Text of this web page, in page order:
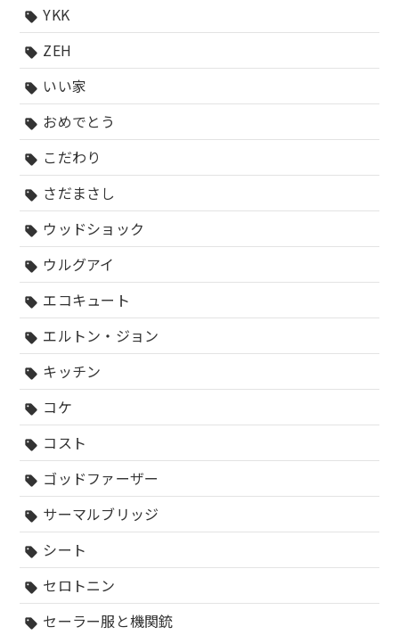
sell YKK
sell ZEH
sell いい家
sell おめでとう
sell こだわり
sell さだまさし
sell ウッドショック
sell ウルグアイ
sell エコキュート
sell エルトン・ジョン
sell キッチン
sell コケ
sell コスト
sell ゴッドファーザー
sell サーマルブリッジ
sell シート
sell セロトニン
sell セーラー服と機関銃